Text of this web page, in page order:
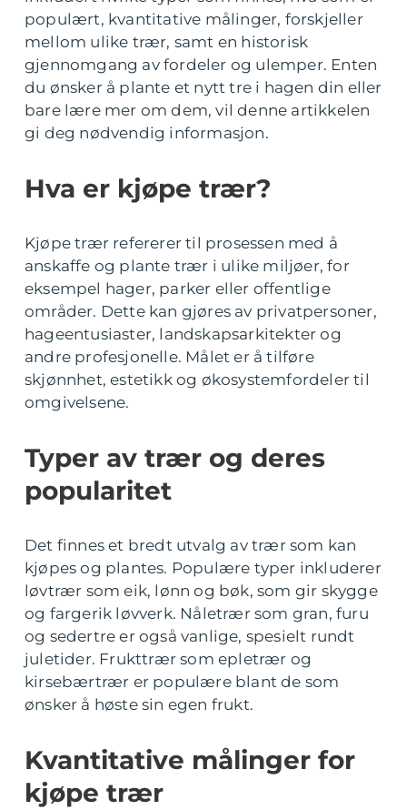
populært, kvantitative målinger, forskjeller
mellom ulike trær, samt en historisk
gjennomgang av fordeler og ulemper. Enten
du ønsker å plante et nytt tre i hagen din eller
bare lære mer om dem, vil denne artikkelen
gi deg nødvendig informasjon.
Hva er kjøpe trær?
Kjøpe trær refererer til prosessen med å
anskaffe og plante trær i ulike miljøer, for
eksempel hager, parker eller offentlige
områder. Dette kan gjøres av privatpersoner,
hageentusiaster, landskapsarkitekter og
andre profesjonelle. Målet er å tilføre
skjønnhet, estetikk og økosystemfordeler til
omgivelsene.
Typer av trær og deres
popularitet
Det finnes et bredt utvalg av trær som kan
kjøpes og plantes. Populære typer inkluderer
løvtrær som eik, lønn og bøk, som gir skygge
og fargerik løvverk. Nåletrær som gran, furu
og sedertre er også vanlige, spesielt rundt
juletider. Frukttrær som epletrær og
kirsebærtrær er populære blant de som
ønsker å høste sin egen frukt.
Kvantitative målinger for
kjøpe trær